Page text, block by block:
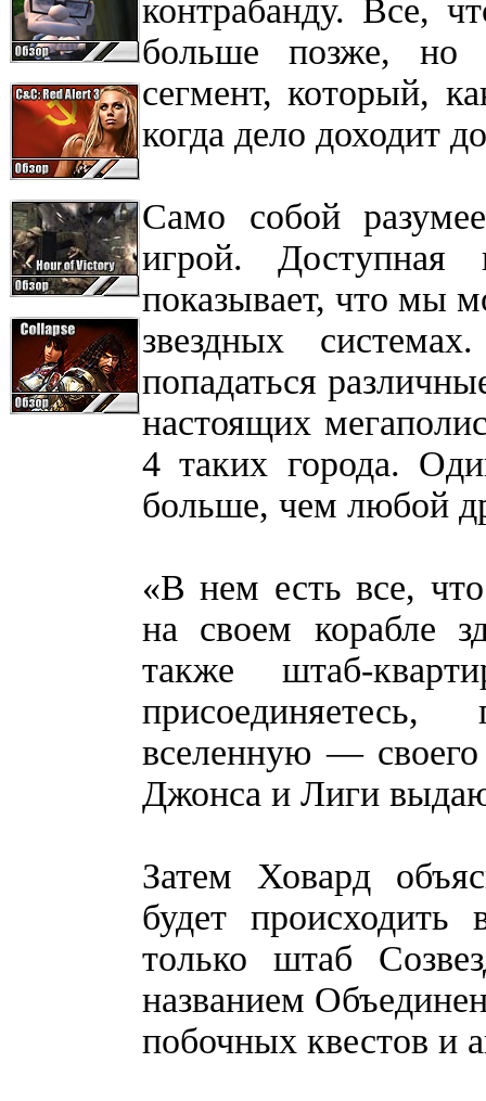
контрабанду. Все,
больше позже, но
сегмент, который,
когда дело доходит
Само собой
игрой.
показывает, что мы
звездных
попадаться
настоящих
4 таких города.
больше, чем любой
«В нем есть все,
на своем корабле
также штаб-
вселенную —
Джонса и Лиги
Затем Ховард
будет
только штаб
названием
побочных квестов и